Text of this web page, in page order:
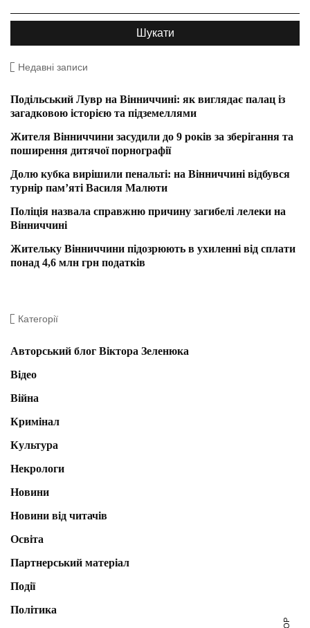
Недавні записи
Подільський Лувр на Вінниччині: як виглядає палац із
загадковою історією та підземеллями
Жителя Вінниччини засудили до 9 років за зберігання та
поширення дитячої порнографії
Долю кубка вирішили пенальті: на Вінниччині відбувся
турнір пам’яті Василя Малюти
Поліція назвала справжню причину загибелі лелеки на
Вінниччині
Жительку Вінниччини підозрюють в ухиленні від сплати
понад 4,6 млн грн податків
Категорії
Авторський блог Віктора Зеленюка
Відео
Війна
Кримінал
Культура
Некрологи
Новини
Новини від читачів
Освіта
Партнерський матеріал
Події
Політика